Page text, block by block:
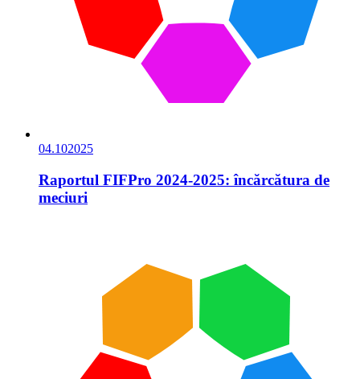
04.102025
Raportul FIFPro 2024-2025: încărcătura de
meciuri